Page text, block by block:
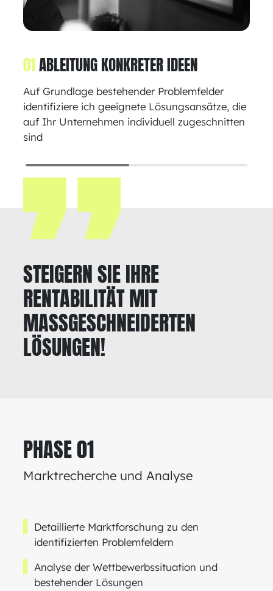
01ABLEITUNG KONKRETER IDEEN
Auf Grundlage bestehender Problemfelder
identifiziere ich geeignete Lösungsansätze, die
auf Ihr Unternehmen individuell zugeschnitten
sind
STEIGERN SIE IHRE
RENTABILITÄT MIT
MASSGESCHNEIDERTEN L
ÖSUNGEN!
PHASE 01
Marktrecherche und Analyse
Detaillierte Marktforschung zu den
identifizierten Problemfeldern
Analyse der Wettbewerbssituation und
bestehender Lösungen